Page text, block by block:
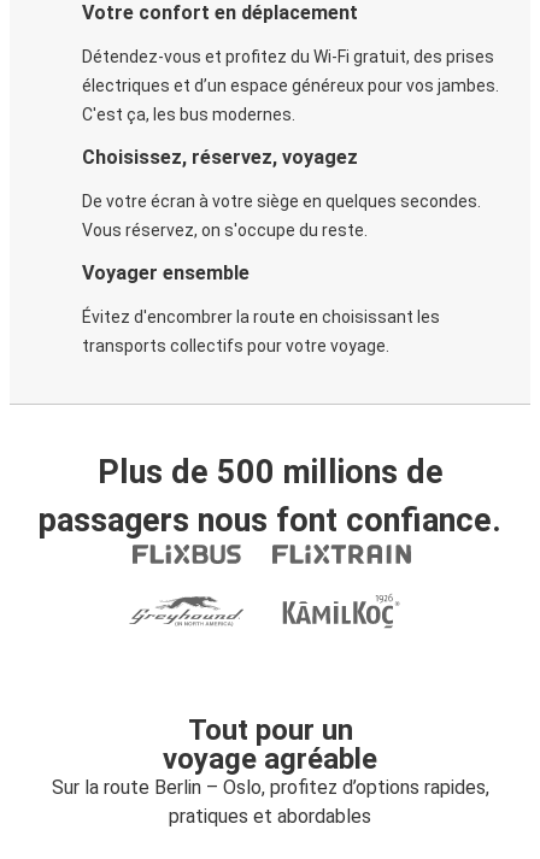
Votre confort en déplacement
Détendez-vous et profitez du Wi-Fi gratuit, des prises
électriques et d’un espace généreux pour vos jambes.
C'est ça, les bus modernes.
Choisissez, réservez, voyagez
De votre écran à votre siège en quelques secondes.
Vous réservez, on s'occupe du reste.
Voyager ensemble
Évitez d'encombrer la route en choisissant les
transports collectifs pour votre voyage.
Plus de 500 millions de
passagers nous font confiance.
Tout pour un
voyage agréable
Sur la route Berlin – Oslo, profitez d’options rapides,
pratiques et abordables